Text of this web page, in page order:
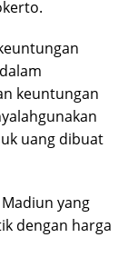
keuntungan
uang dibuat
yang
dengan harga